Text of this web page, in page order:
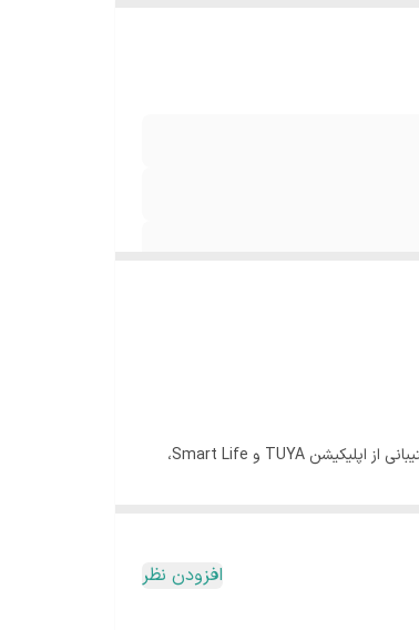
کلید 4 پل لمسی هوشمند WiFi با طراحی مدرن و عملکرد لمسی، مناسب برای خانه‌های هوشمند و کاربران علاقه‌مند به فناوری روز است. این کلید با پشتیبانی از اپلیکیشن TUYA و Smart Life،
افزودن نظر